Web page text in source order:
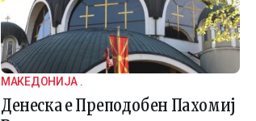
МАКЕДОНИЈА .
Денеска е Преподобен Пахомиј